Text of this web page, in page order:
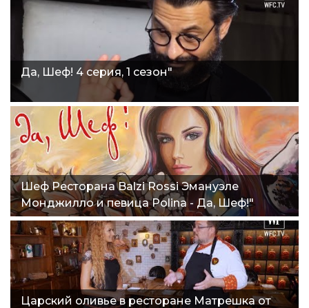
Да, Шеф! 4 серия, 1 сезон"
Шеф Ресторана Balzi Rossi Эмануэле
Монджилло и певица Polina - Да, Шеф!"
Царский оливье в ресторане Матрешка от